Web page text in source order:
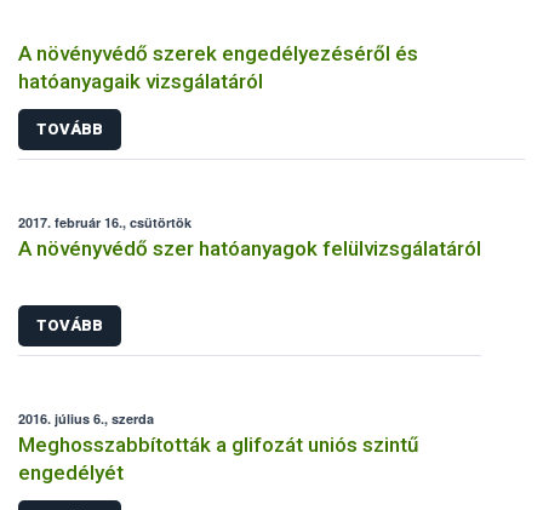
A növényvédő szerek engedélyezéséről és
hatóanyagaik vizsgálatáról
TOVÁBB
2017. február 16., csütörtök
A növényvédő szer hatóanyagok felülvizsgálatáról
TOVÁBB
2016. július 6., szerda
Meghosszabbították a glifozát uniós szintű
engedélyét